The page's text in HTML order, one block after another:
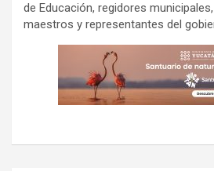
de Educación, regidores
maestros y representantes del